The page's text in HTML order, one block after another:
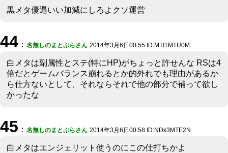
黒メタ優遇いい加減にしろよクソ運営
44 ： 名無しのまとぷらさん 2014年3月6日00:55 ID:MTI1MTU0M
白メタは副属性とステ(特にHP)がちょっと許せんな RSは4
倍だとゲームバランス崩れるとか的外れでも理由があるか
ら仕方ないとして、それならそれで他の部分で補って欲し
かったな
45 ： 名無しのまとぷらさん 2014年3月6日00:58 ID:NDk3MTE2N
白メタはエンジェリット使うのにこの仕打ちかよ